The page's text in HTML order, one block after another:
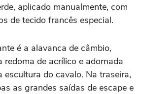
aplicado manualmente, com
de tecido francês especial.
é a alavanca de câmbio,
redoma de acrílico e adornada
escultura do cavalo. Na traseira,
as grandes saídas de escape e